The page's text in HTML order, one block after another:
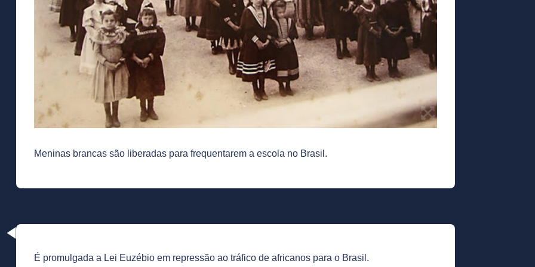
Meninas brancas são liberadas para frequentarem a escola no Brasil.
É promulgada a Lei Euzébio em repressão ao tráfico de africanos para o Brasil.